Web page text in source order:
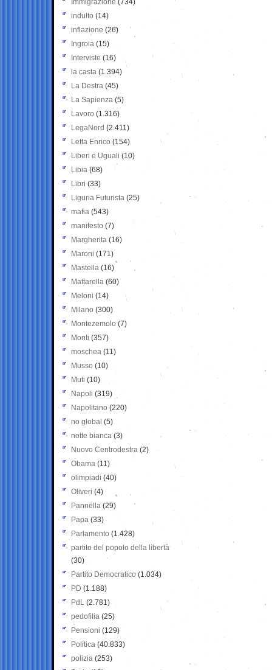
Immigrazione (734)
indulto (14)
inflazione (26)
Ingroia (15)
Interviste (16)
la casta (1.394)
La Destra (45)
La Sapienza (5)
Lavoro (1.316)
LegaNord (2.411)
Letta Enrico (154)
Liberi e Uguali (10)
Libia (68)
Libri (33)
Liguria Futurista (25)
mafia (543)
manifesto (7)
Margherita (16)
Maroni (171)
Mastella (16)
Mattarella (60)
Meloni (14)
Milano (300)
Montezemolo (7)
Monti (357)
moschea (11)
Musso (10)
Muti (10)
Napoli (319)
Napolitano (220)
no global (5)
notte bianca (3)
Nuovo Centrodestra (2)
Obama (11)
olimpiadi (40)
Oliveri (4)
Pannella (29)
Papa (33)
Parlamento (1.428)
partito del popolo della libertà
(30)
Partito Democratico (1.034)
PD (1.188)
PdL (2.781)
pedofilia (25)
Pensioni (129)
Politica (40.833)
polizia (253)